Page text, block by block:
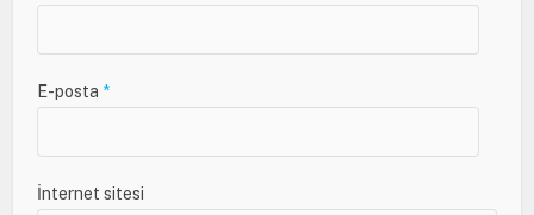
E-posta *
İnternet sitesi